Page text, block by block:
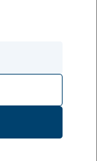
z
dzieckiem